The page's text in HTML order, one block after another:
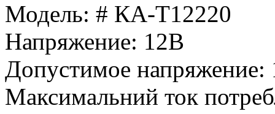
Модель: # КА-Т12220
Напряжение: 12В
Допустимое напряжение:
Максимальний ток